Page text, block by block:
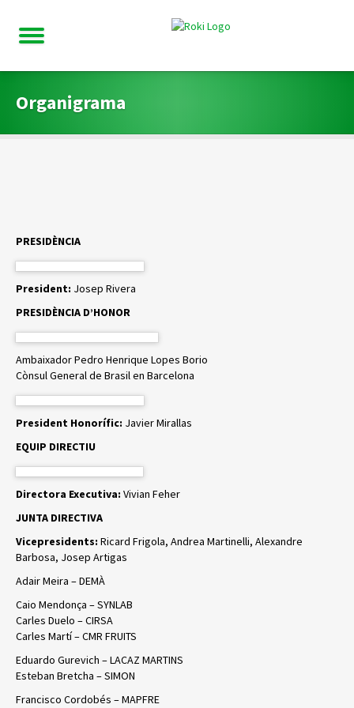
Organigrama
PRESIDÈNCIA
President: Josep Rivera
PRESIDÈNCIA D’HONOR
Ambaixador Pedro Henrique Lopes Borio
Cònsul General de Brasil en Barcelona
President Honorífic: Javier Mirallas
EQUIP DIRECTIU
Directora Executiva: Vivian Feher
JUNTA DIRECTIVA
Vicepresidents: Ricard Frigola, Andrea Martinelli, Alexandre
Barbosa, Josep Artigas
Adair Meira – DEMÀ
Caio Mendonça – SYNLAB
Carles Duelo – CIRSA
Carles Martí – CMR FRUITS
Eduardo Gurevich – LACAZ MARTINS
Esteban Bretcha – SIMON
Francisco Cordobés – MAPFRE